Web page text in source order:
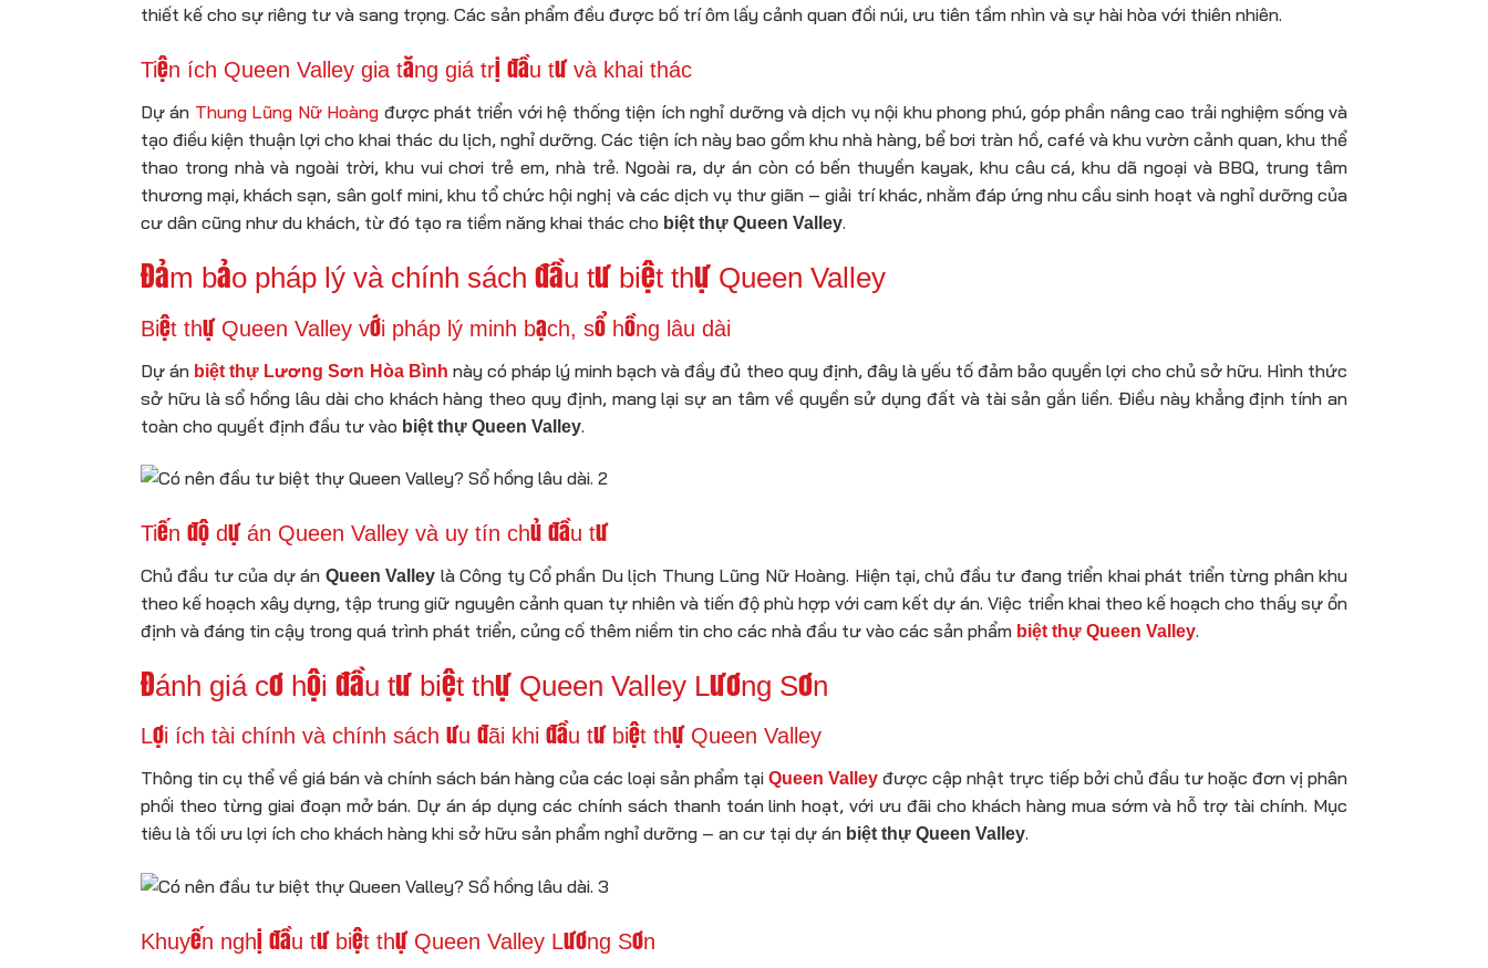
thiết kế cho sự riêng tư và sang trọng. Các sản phẩm đều được bố trí ôm lấy cảnh quan đồi núi, ưu tiên tầm nhìn và sự hài hòa với thiên nhiên.
Tiện ích Queen Valley gia tăng giá trị đầu tư và khai thác
Dự án Thung Lũng Nữ Hoàng được phát triển với hệ thống tiện ích nghỉ dưỡng và dịch vụ nội khu phong phú, góp phần nâng cao trải nghiệm sống và
tạo điều kiện thuận lợi cho khai thác du lịch, nghỉ dưỡng. Các tiện ích này bao gồm khu nhà hàng, bể bơi tràn hồ, café và khu vườn cảnh quan, khu thể
thao trong nhà và ngoài trời, khu vui chơi trẻ em, nhà trẻ. Ngoài ra, dự án còn có bến thuyền kayak, khu câu cá, khu dã ngoại và BBQ, trung tâm
thương mại, khách sạn, sân golf mini, khu tổ chức hội nghị và các dịch vụ thư giãn – giải trí khác, nhằm đáp ứng nhu cầu sinh hoạt và nghỉ dưỡng của
cư dân cũng như du khách, từ đó tạo ra tiềm năng khai thác cho biệt thự Queen Valley.
Đảm bảo pháp lý và chính sách đầu tư biệt thự Queen Valley
Biệt thự Queen Valley với pháp lý minh bạch, sổ hồng lâu dài
Dự án biệt thự Lương Sơn Hòa Bình này có pháp lý minh bạch và đầy đủ theo quy định, đây là yếu tố đảm bảo quyền lợi cho chủ sở hữu. Hình thức
sở hữu là sổ hồng lâu dài cho khách hàng theo quy định, mang lại sự an tâm về quyền sử dụng đất và tài sản gắn liền. Điều này khẳng định tính an
toàn cho quyết định đầu tư vào biệt thự Queen Valley.
Tiến độ dự án Queen Valley và uy tín chủ đầu tư
Chủ đầu tư của dự án Queen Valley là Công ty Cổ phần Du lịch Thung Lũng Nữ Hoàng. Hiện tại, chủ đầu tư đang triển khai phát triển từng phân khu
theo kế hoạch xây dựng, tập trung giữ nguyên cảnh quan tự nhiên và tiến độ phù hợp với cam kết dự án. Việc triển khai theo kế hoạch cho thấy sự ổn
định và đáng tin cậy trong quá trình phát triển, củng cố thêm niềm tin cho các nhà đầu tư vào các sản phẩm biệt thự Queen Valley.
Đánh giá cơ hội đầu tư biệt thự Queen Valley Lương Sơn
Lợi ích tài chính và chính sách ưu đãi khi đầu tư biệt thự Queen Valley
Thông tin cụ thể về giá bán và chính sách bán hàng của các loại sản phẩm tại Queen Valley được cập nhật trực tiếp bởi chủ đầu tư hoặc đơn vị phân
phối theo từng giai đoạn mở bán. Dự án áp dụng các chính sách thanh toán linh hoạt, với ưu đãi cho khách hàng mua sớm và hỗ trợ tài chính. Mục
tiêu là tối ưu lợi ích cho khách hàng khi sở hữu sản phẩm nghỉ dưỡng – an cư tại dự án biệt thự Queen Valley.
Khuyến nghị đầu tư biệt thự Queen Valley Lương Sơn